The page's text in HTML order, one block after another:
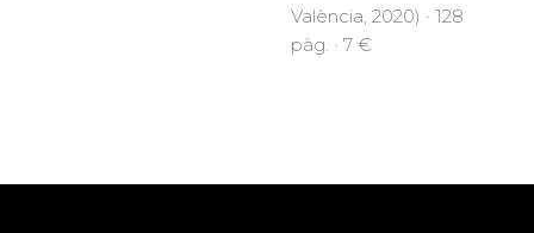
València, 2020) · 128
pàg. · 7 €